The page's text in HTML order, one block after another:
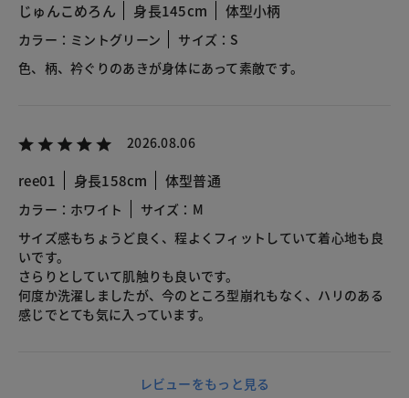
じゅんこめろん 身長145cm 体型小柄
カラー：ミントグリーン
サイズ：S
色、柄、衿ぐりのあきが身体にあって素敵です。
2026.08.06
ree01 身長158cm 体型普通
カラー：ホワイト
サイズ：M
サイズ感もちょうど良く、程よくフィットしていて着心地も良
いです。
さらりとしていて肌触りも良いです。
何度か洗濯しましたが、今のところ型崩れもなく、ハリのある
感じでとても気に入っています。
レビューをもっと見る